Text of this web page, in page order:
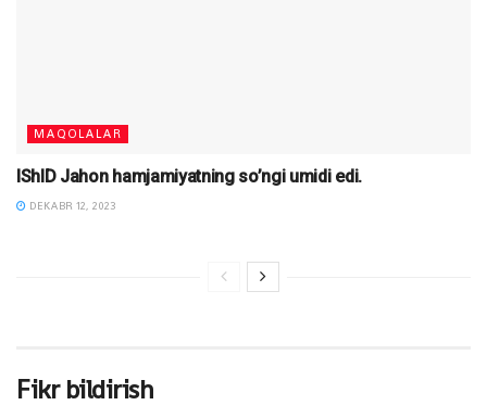
MAQOLALAR
IShID Jahon hamjamiyatning so’ngi umidi edi.
DEKABR 12, 2023
Fikr bildirish